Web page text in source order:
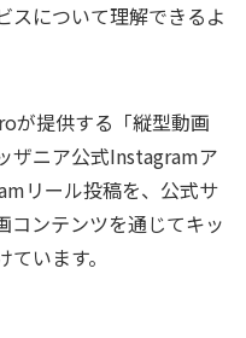
スについて理解できるよ
が提供する「縦型動画
ザニア公式Instagramア
リール投稿を、公式サ
コンテンツを通じてキッ
います。